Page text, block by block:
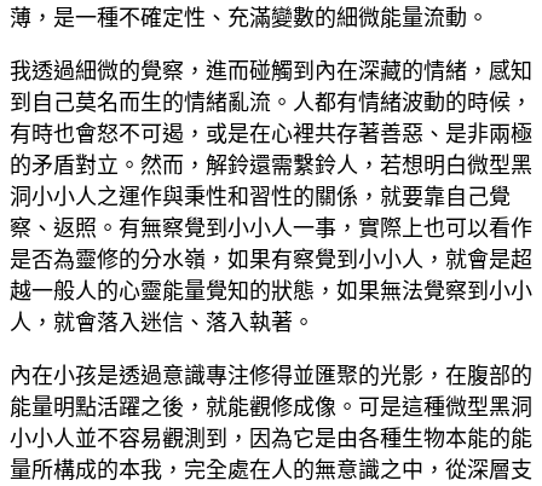
薄，是一種不確定性、充滿變數的細微能量流動。
我透過細微的覺察，進而碰觸到內在深藏的情緒，感知
到自己莫名而生的情緒亂流。人都有情緒波動的時候，
有時也會怒不可遏，或是在心裡共存著善惡、是非兩極
的矛盾對立。然而，解鈴還需繫鈴人，若想明白微型黑
洞小小人之運作與秉性和習性的關係，就要靠自己覺
察、返照。有無察覺到小小人一事，實際上也可以看作
是否為靈修的分水嶺，如果有察覺到小小人，就會是超
越一般人的心靈能量覺知的狀態，如果無法覺察到小小
人，就會落入迷信、落入執著。
內在小孩是透過意識專注修得並匯聚的光影，在腹部的
能量明點活躍之後，就能觀修成像。可是這種微型黑洞
小小人並不容易觀測到，因為它是由各種生物本能的能
量所構成的本我，完全處在人的無意識之中，從深層支